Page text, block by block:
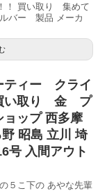
！ 買い取り 集めて
バー 製品 メーカ
ィー クライ
い取り 金 プ
ップ 西多摩
昭島 立川 埼
号 入間アウト
５こ下の あやな先輩